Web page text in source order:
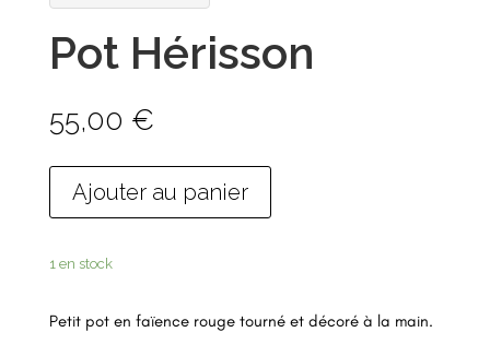
Pot Hérisson
55,00 €
Ajouter au panier
1 en stock
Petit pot en faïence rouge tourné et décoré à la main.